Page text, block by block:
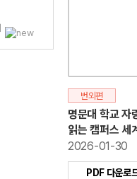
번외편
명문대 학교 자
읽는 캠퍼스 세
2026-01-30
PDF 다운로